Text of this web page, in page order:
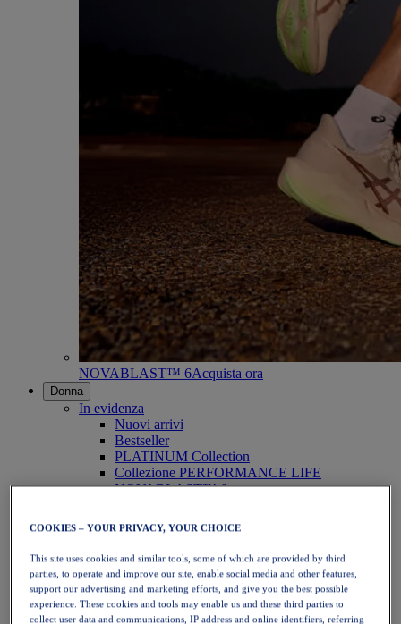
NOVABLAST™ 6Acquista ora
Donna
In evidenza
Nuovi arrivi
Bestseller
PLATINUM Collection
Collezione PERFORMANCE LIFE
NOVABLAST™ 6
Running
Trail running
Tennis
Pallavolo
Pallamano
Padel
Netball
COOKIES – YOUR PRIVACY, YOUR CHOICE
This site uses cookies and similar tools, some of which are provided by third
parties, to operate and improve our site, enable social media and other features,
support our advertising and marketing efforts, and give you the best possible
experience. These cookies and tools may enable us and these third parties to
collect user data and communications, IP address and online identifiers, referring